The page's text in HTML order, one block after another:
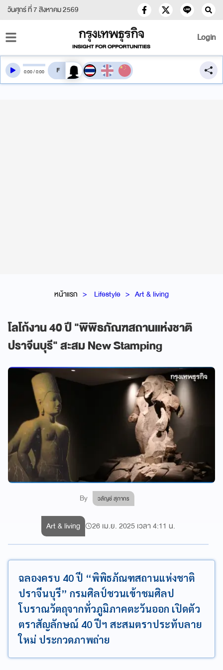
วันศุกร์ ที่ 7 สิงหาคม 2569
Login
หน้าแรก Lifestyle Art & living
โลโก้งาน 40 ปี "พิพิธภัณฑสถานแห่งชาติ
ปราจีนบุรี" สะสม New Stamping
By วลัญช์ สุภากร
0:00/0:00 สลับเสียงอ่าน
Art & living 26 เม.ย. 2025 เวลา 4:11 น.
ฉลองครบ 40 ปี “พิพิธภัณฑสถานแห่งชาติ
ปราจีนบุรี” กรมศิลป์ชวนเข้าชมศิลป
โบราณวัตถุจากทั่วภูมิภาคตะวันออก เปิดตัว
ตราสัญลักษณ์ 40 ปีฯ สะสมตราประทับลาย
ใหม่ ประกวดภาพถ่าย